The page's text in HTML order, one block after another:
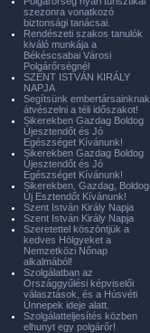
szezonra vonatkozó
biztonsági tanácsai.
Rendészeti szakos tanulók
kiváló munkája a
Békéscsabai Városi
Polgárőrségnél
SZENT ISTVÁN KIRÁLY
NAPJA
Segítsünk embertársainknak
átvészelni a téli időszakot!
Sikerekben Gazdag Boldog
Újesztendőt és Jó
Egészséget Kívánunk!
Sikerekben Gazdag Boldog
Újesztendőt és Jó
Egészséget Kívánunk!
Sikerekben, Gazdag, Boldog
Új Esztendőt Kívánunk!
Szent István Király Napja
Szent István Király Napja
Szeretettel köszöntjük a
kedves Hölgyeket a
Nemzetközi Nőnap
alkalmából!
Szolgálatban az
Országgyűlési képviselői
választások, és a Húsvéti
Ünnepek ideje alatt.
Szolgálatteljesítés közben
elhunyt egy polgárőr!